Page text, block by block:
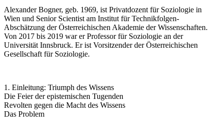
Alexander Bogner, geb. 1969, ist Privatdozent für Soziologie in
Wien und Senior Scientist am Institut für Technikfolgen-
Abschätzung der Österreichischen Akademie der Wissenschaften.
Von 2017 bis 2019 war er Professor für Soziologie an der
Universität Innsbruck. Er ist Vorsitzender der Österreichischen
Gesellschaft für Soziologie.
1. Einleitung: Triumph des Wissens
Die Feier der epistemischen Tugenden
Revolten gegen die Macht des Wissens
Das Problem